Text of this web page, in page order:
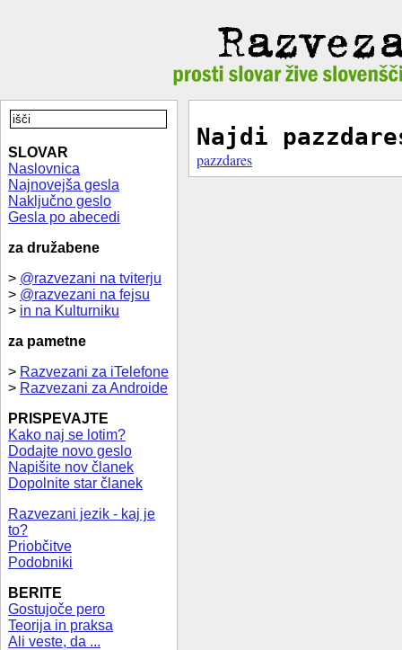
SLOVAR
Naslovnica
Najnovejša gesla
Naključno geslo
Gesla po abecedi
za družabene
> @razvezani na tviterju
> @razvezani na fejsu
> in na Kulturniku
za pametne
> Razvezani za iTelefone
> Razvezani za Androide
PRISPEVAJTE
Kako naj se lotim?
Dodajte novo geslo
Napišite nov članek
Dopolnite star članek
Razvezani jezik - kaj je
to?
Priobčitve
Podobniki
BERITE
Gostujoče pero
Teorija in praksa
Ali veste, da ...
Najdi
pazzdares